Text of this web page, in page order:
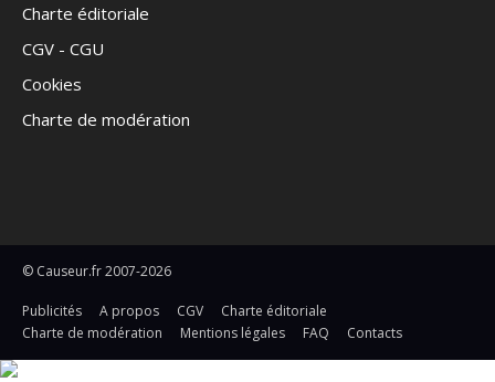
Charte éditoriale
CGV - CGU
Cookies
Charte de modération
© Causeur.fr 2007-2026
Publicités A propos CGV
Charte éditoriale
Charte de modération
Mentions légales FAQ Contacts